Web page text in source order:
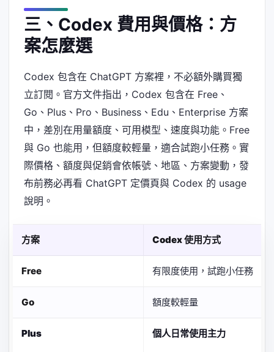
三、Codex 費用與價格：方
案怎麼選
Codex 包含在 ChatGPT 方案裡，不必額外購買獨
立訂閱。官方文件指出，Codex 包含在 Free、
Go、Plus、Pro、Business、Edu、Enterprise 方案
中，差別在用量額度、可用模型、速度與功能。Free
與 Go 也能用，但額度較輕量，適合試跑小任務。實
際價格、額度與促銷會依帳號、地區、方案變動，發
布前務必再看 ChatGPT 定價頁與 Codex 的 usage
說明。
方案 Codex 使用方式
Free 有限度使用，試跑小任務
Go 額度較輕量
Plus 個人日常使用主力